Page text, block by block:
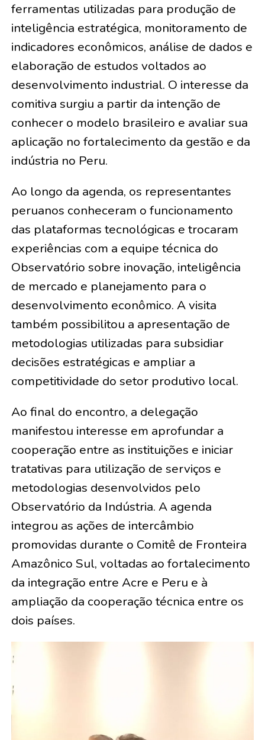
ferramentas utilizadas para produção de
inteligência estratégica, monitoramento de
indicadores econômicos, análise de dados e
elaboração de estudos voltados ao
desenvolvimento industrial. O interesse da
comitiva surgiu a partir da intenção de
conhecer o modelo brasileiro e avaliar sua
aplicação no fortalecimento da gestão e da
indústria no Peru.
Ao longo da agenda, os representantes
peruanos conheceram o funcionamento
das plataformas tecnológicas e trocaram
experiências com a equipe técnica do
Observatório sobre inovação, inteligência
de mercado e planejamento para o
desenvolvimento econômico. A visita
também possibilitou a apresentação de
metodologias utilizadas para subsidiar
decisões estratégicas e ampliar a
competitividade do setor produtivo local.
Ao final do encontro, a delegação
manifestou interesse em aprofundar a
cooperação entre as instituições e iniciar
tratativas para utilização de serviços e
metodologias desenvolvidos pelo
Observatório da Indústria. A agenda
integrou as ações de intercâmbio
promovidas durante o Comitê de Fronteira
Amazônico Sul, voltadas ao fortalecimento
da integração entre Acre e Peru e à
ampliação da cooperação técnica entre os
dois países.